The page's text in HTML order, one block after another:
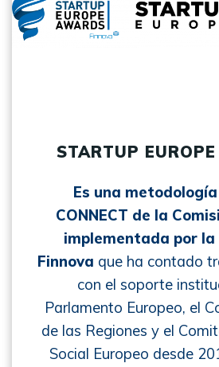
STARTUP
Es una
CONNECT de la
implementada por la
Finnova que ha contado
con el soporte
Parlamento Europeo, el
de las Regiones y el
Social Europeo desde